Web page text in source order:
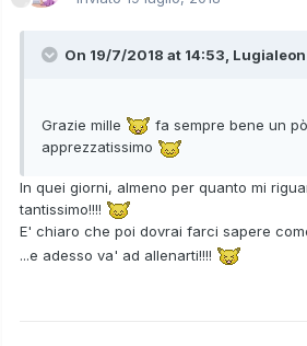
On 19/7/2018 at 14:53, Lugialeon
Grazie mille
fa sempre bene un
apprezzatissimo
In quei giorni, almeno per quanto mi
tantissimo!!!!
E' chiaro che poi dovrai farci sapere
...e adesso va' ad allenarti!!!!